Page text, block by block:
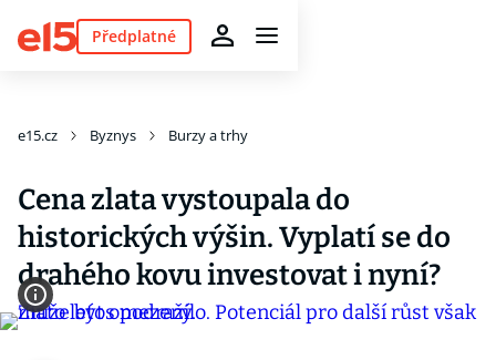
Předplatné
e15.cz Byznys Burzy a trhy
Cena zlata vystoupala do
historických výšin. Vyplatí se do
drahého kovu investovat i nyní?